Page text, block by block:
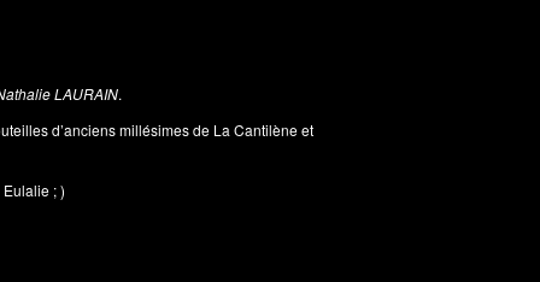
LAURAIN.
d’anciens millésimes de La Cantilène et
; )